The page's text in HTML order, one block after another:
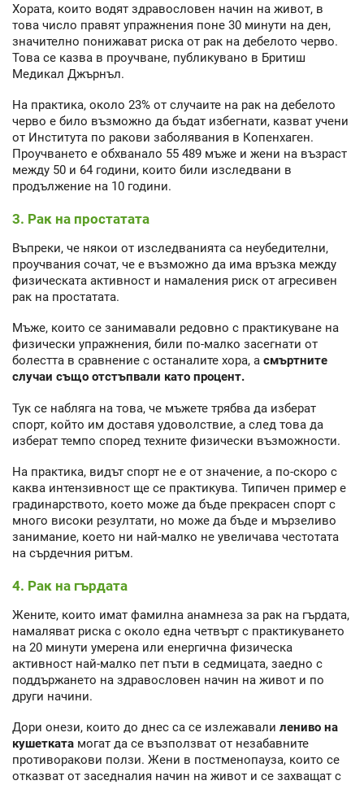
Хората, които водят здравословен начин на живот, в
това число правят упражнения поне 30 минути на ден,
значително понижават риска от рак на дебелото черво.
Това се казва в проучване, публикувано в Бритиш
Медикал Джърнъл.
На практика, около 23% от случаите на рак на дебелото
черво е било възможно да бъдат избегнати, казват учени
от Института по ракови заболявания в Копенхаген.
Проучването е обхванало 55 489 мъже и жени на възраст
между 50 и 64 години, които били изследвани в
продължение на 10 години.
3. Рак на простатата
Въпреки, че някои от изследванията са неубедителни,
проучвания сочат, че е възможно да има връзка между
физическата активност и намаления риск от агресивен
рак на простатата.
Мъже, които се занимавали редовно с практикуване на
физически упражнения, били по-малко засегнати от
болестта в сравнение с останалите хора, а смъртните
случаи също отстъпвали като процент.
Тук се набляга на това, че мъжете трябва да изберат
спорт, който им доставя удоволствие, а след това да
изберат темпо според техните физически възможности.
На практика, видът спорт не е от значение, а по-скоро с
каква интензивност ще се практикува. Типичен пример е
градинарството, което може да бъде прекрасен спорт с
много високи резултати, но може да бъде и мързеливо
занимание, което ни най-малко не увеличава честотата
на сърдечния ритъм.
4. Рак на гърдата
Жените, които имат фамилна анамнеза за рак на гърдата,
намаляват риска с около една четвърт с практикуването
на 20 минути умерена или енергична физическа
активност най-малко пет пъти в седмицата, заедно с
поддържането на здравословен начин на живот и по
други начини.
Дори онези, които до днес са се излежавали лениво на
кушетката могат да се възползват от незабавните
противоракови ползи. Жени в постменопауза, които се
отказват от заседналия начин на живот и се захващат с